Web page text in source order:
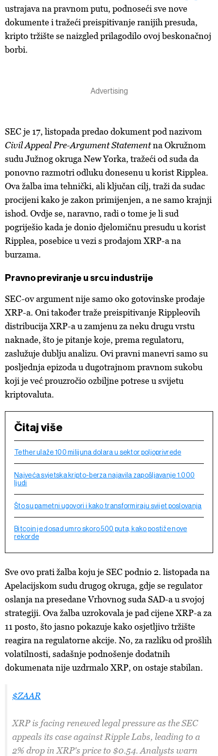
ustrajava na pravnom putu, podnoseći sve nove
dokumente i tražeći preispitivanje ranijih presuda,
kripto tržište se naizgled prilagodilo ovoj beskonačnoj
borbi.
SEC je 17, listopada predao dokument pod nazivom
Civil Appeal Pre-Argument Statementna Okružnom
sudu Južnog okruga New Yorka, tražeći od suda da
ponovno razmotri odluku donesenu u korist Ripplea.
Ova žalba ima tehnički, ali ključan cilj, traži da sudac
procijeni kako je zakon primijenjen, a ne samo krajnji
ishod. Ovdje se, naravno, radi o tome je li sud
pogriješio kada je donio djelomičnu presudu u korist
Ripplea, posebice u vezi s prodajom XRP-a na
burzama.
Pravno previranje u srcu industrije
SEC-ov argument nije samo oko gotovinske prodaje
XRP-a. Oni također traže preispitivanje Rippleovih
distribucija XRP-a u zamjenu za neku drugu vrstu
naknade, što je pitanje koje, prema regulatoru,
zaslužuje dublju analizu. Ovi pravni manevri samo su
posljednja epizoda u dugotrajnom pravnom sukobu
koji je već prouzročio ozbiljne potrese u svijetu
kriptovaluta.
Čitaj više
Tether ulaže 100 milijuna dolara u sektor poljoprivrede
Najveća svjetska kripto-berza najavila zapošljavanje 1.000
ljudi
Što su pametni ugovori i kako transformiraju svijet poslovanja
Bitcoin je dosad umro skoro 500 puta, kako postiže nove
rekorde
Sve ovo prati žalba koju je SEC podnio 2. listopada na
Apelacijskom sudu drugog okruga, gdje se regulator
oslanja na presedane Vrhovnog suda SAD-a u svojoj
strategiji. Ova žalba uzrokovala je pad cijene XRP-a za
11 posto, što jasno pokazuje kako osjetljivo tržište
reagira na regulatorne akcije. No, za razliku od prošlih
volatilnosti, sadašnje podnošenje dodatnih
dokumenata nije uzdrmalo XRP, on ostaje stabilan.
$ZAAR
XRP is facing renewed legal pressure as the SEC
appeals its case against Ripple Labs, leading to a
2% drop in XRP's price to $0.54. Analysts warn